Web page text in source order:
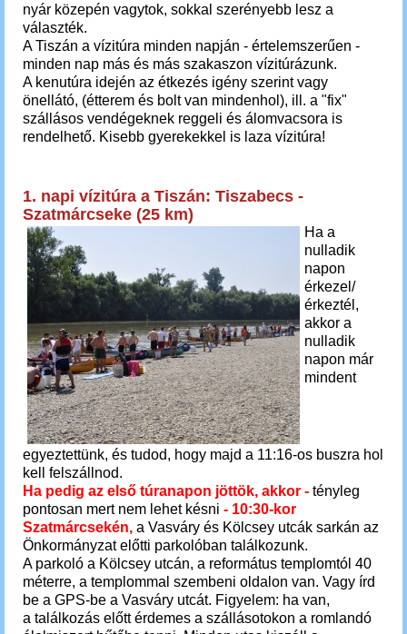
nyár közepén vagytok, sokkal szerényebb lesz a
választék.
A Tiszán a vízitúra minden napján - értelemszerűen -
minden nap más és más szakaszon vízitúrázunk.
A kenutúra idején az étkezés igény szerint vagy
önellátó, (étterem és bolt van mindenhol), ill. a "fix"
szállásos vendégeknek reggeli és álomvacsora is
rendelhető. Kisebb gyerekekkel is laza vízitúra!
1. napi vízitúra a Tiszán: Tiszabecs -
Szatmárcseke (25 km)
Ha a
nulladik
napon
érkezel/
érkeztél,
akkor a
nulladik
napon már
mindent
egyeztettünk, és tudod, hogy majd a 11:16-os buszra hol
kell felszállnod.
Ha pedig az első túranapon jöttök, akkor - tényleg
pontosan mert nem lehet késni - 10:30-kor
Szatmárcsekén, a Vasváry és Kölcsey utcák sarkán az
Önkormányzat előtti parkolóban találkozunk.
A parkoló a Kölcsey utcán, a református templomtól 40
méterre, a templommal szembeni oldalon van. Vagy írd
be a GPS-be a Vasváry utcát. Figyelem: ha van,
a találkozás előtt érdemes a szállásotokon a romlandó